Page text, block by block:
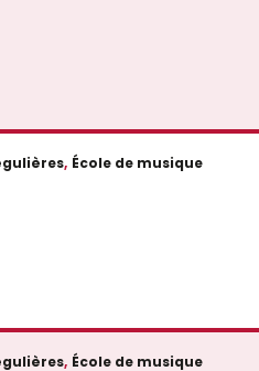
, École de musique
, École de musique